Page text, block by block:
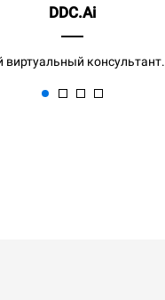
DDC.Ai
виртуальный консультант.